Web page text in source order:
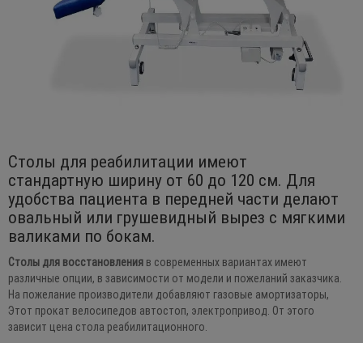
Столы для реабилитации имеют
стандартную ширину от 60 до 120 см. Для
удобства пациента в передней части делают
овальный или грушевидный вырез с мягкими
валиками по бокам.
Столы для восстановления в современных вариантах имеют
различные опции, в зависимости от модели и пожеланий заказчика.
На пожелание производители добавляют газовые амортизаторы,
Этот прокат велосипедов автостоп, электропривод. От этого
зависит цена стола реабилитационного.